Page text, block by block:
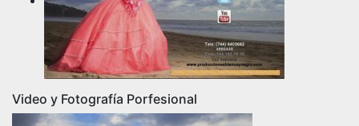
Video y Fotografía Porfesional